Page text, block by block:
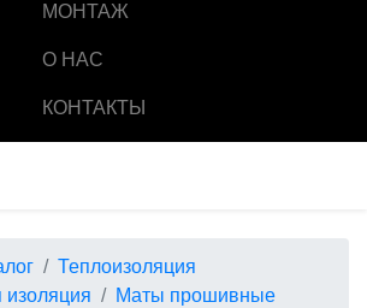
МОНТАЖ
О НАС
КОНТАКТЫ
Теплоизоляция
изоляция
Маты прошивные